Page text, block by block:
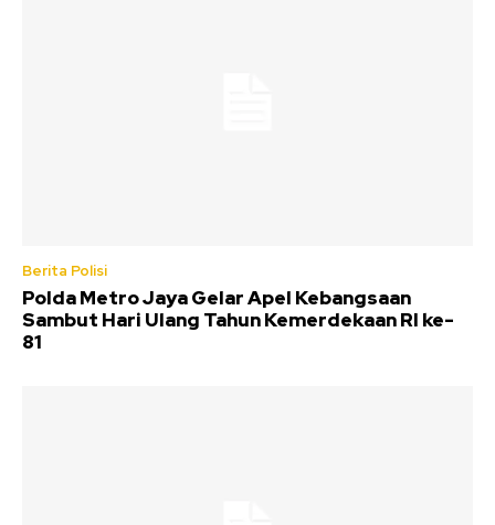
Berita Polisi
Polda Metro Jaya Gelar Apel Kebangsaan
Sambut Hari Ulang Tahun Kemerdekaan RI ke-
81